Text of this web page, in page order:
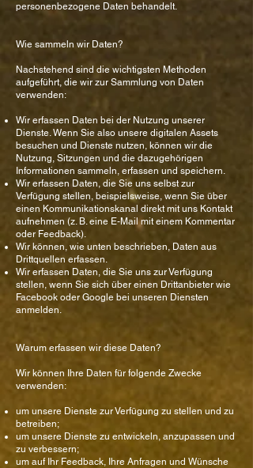
personenbezogene Daten behandelt.
Wie sammeln wir Daten?
Nachstehend sind die wichtigsten Methoden
aufgeführt, die wir zur Sammlung von Daten
verwenden:
Wir erfassen Daten bei der Nutzung unserer
Dienste. Wenn Sie also unsere digitalen Assets
besuchen und Dienste nutzen, können wir die
Nutzung, Sitzungen und die dazugehörigen
Informationen sammeln, erfassen und speichern.
Wir erfassen Daten, die Sie uns selbst zur
Verfügung stellen, beispielsweise, wenn Sie über
einen Kommunikationskanal direkt mit uns Kontakt
aufnehmen (z. B. eine E-Mail mit einem Kommentar
oder Feedback).
Wir können, wie unten beschrieben, Daten aus
Drittquellen erfassen.
Wir erfassen Daten, die Sie uns zur Verfügung
stellen, wenn Sie sich über einen Drittanbieter wie
Facebook oder Google bei unseren Diensten
anmelden.
Warum erfassen wir diese Daten?
Wir können Ihre Daten für folgende Zwecke
verwenden:
um unsere Dienste zur Verfügung zu stellen und zu
betreiben;
um unsere Dienste zu entwickeln, anzupassen und
zu verbessern;
um auf Ihr Feedback, Ihre Anfragen und Wünsche